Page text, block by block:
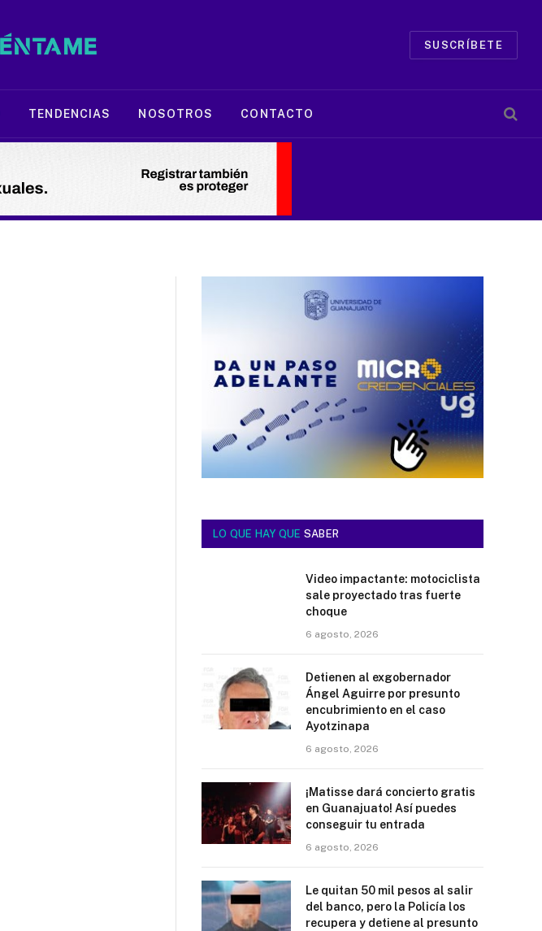
SUSCRÍBETE
TENDENCIAS NOSOTROS CONTACTO
LO QUE HAY QUE SABER
Video impactante: motociclista
sale proyectado tras fuerte
choque
6 agosto, 2026
Detienen al exgobernador
Ángel Aguirre por presunto
encubrimiento en el caso
Ayotzinapa
6 agosto, 2026
¡Matisse dará concierto gratis
en Guanajuato! Así puedes
conseguir tu entrada
6 agosto, 2026
Le quitan 50 mil pesos al salir
del banco, pero la Policía los
recupera y detiene al presunto